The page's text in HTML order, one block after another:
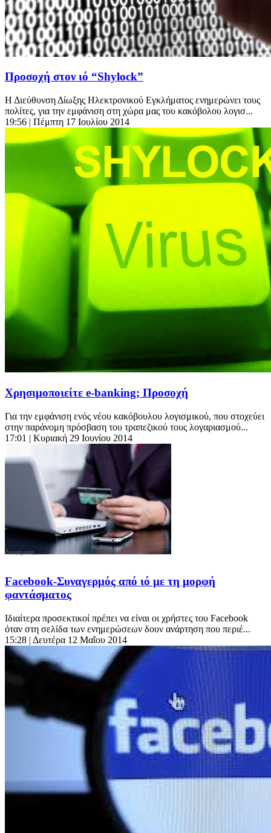
Προσοχή στον ιό “Shylock”
Η Διεύθυνση Δίωξης Ηλεκτρονικού Εγκλήματος ενημερώνει τους
πολίτες, για την εμφάνιση στη χώρα μας του κακόβολου λογισ...
19:56 | Πέμπτη 17 Ιουλίου 2014
Χρησιμοποιείτε e-banking; Προσοχή
Για την εμφάνιση ενός νέου κακόβουλου λογισμικού, που στοχεύει
στην παράνομη πρόσβαση του τραπεζικού τους λογαριασμού...
17:01 | Κυριακή 29 Ιουνίου 2014
Facebook-Συναγερμός από ιό με τη μορφή
φαντάσματος
Ιδιαίτερα προσεκτικοί πρέπει να είναι οι χρήστες του Facebook
όταν στη σελίδα των ενημερώσεων δουν ανάρτηση που περιέ...
15:28 | Δευτέρα 12 Μαΐου 2014